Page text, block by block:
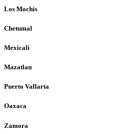
Los Mochis
Chetumal
Mexicali
Mazatlan
Puerto Vallarta
Oaxaca
Zamora